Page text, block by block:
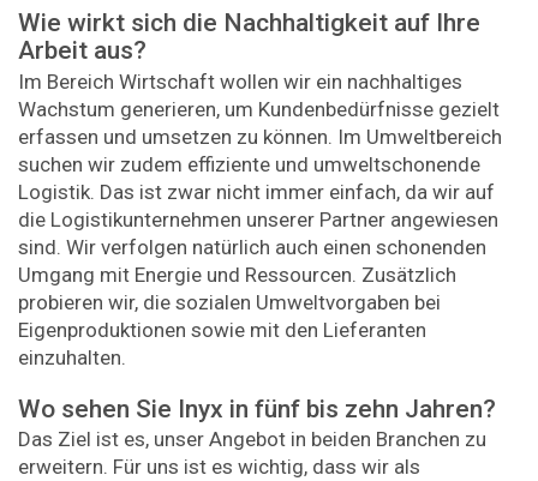
Wie wirkt sich die Nachhaltigkeit auf Ihre
Arbeit aus?
Im Bereich Wirtschaft wollen wir ein nachhaltiges
Wachstum generieren, um Kundenbedürfnisse gezielt
erfassen und umsetzen zu können. Im Umweltbereich
suchen wir zudem effiziente und umweltschonende
Logistik. Das ist zwar nicht immer einfach, da wir auf
die Logistikunternehmen unserer Partner angewiesen
sind. Wir verfolgen natürlich auch einen schonenden
Umgang mit Energie und Ressourcen. Zusätzlich
probieren wir, die sozialen Umweltvorgaben bei
Eigenproduktionen sowie mit den Lieferanten
einzuhalten.
Wo sehen Sie Inyx in fünf bis zehn Jahren?
Das Ziel ist es, unser Angebot in beiden Branchen zu
erweitern. Für uns ist es wichtig, dass wir als